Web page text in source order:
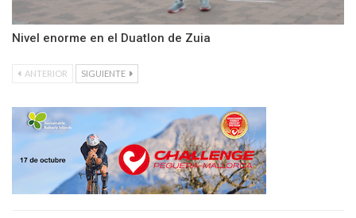
Nivel enorme en el Duatlon de Zuia
ANTERIOR SIGUIENTE